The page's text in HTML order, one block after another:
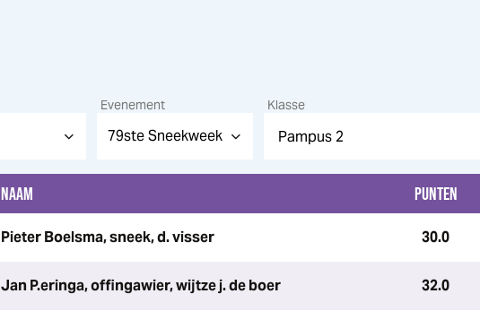
Evenement Klasse
NAAM PUNTEN
Pieter Boelsma, sneek, d. visser 30.0
Jan P.eringa, offingawier, wijtze j. de boer 32.0